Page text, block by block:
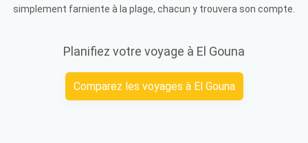
simplement farniente à la plage, chacun y trouvera son compte.
Planifiez votre voyage à El Gouna
Comparez les voyages à El Gouna